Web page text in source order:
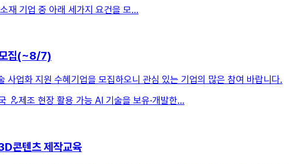
재 기업 중 아래 세가지 요건을 모...
모집(~8/7)
사업화 지원 수혜기업을 모집하오니 관심 있는 기업의 많은 참여 바랍니다.
제조 현장 활용 가능 AI 기술을 보유·개발한...
콘텐츠 제작교육